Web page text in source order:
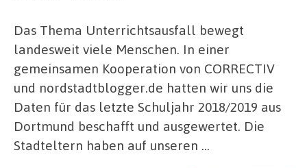
Das Thema Unterrichtsausfall bewegt
landesweit viele Menschen. In einer
gemeinsamen Kooperation von CORRECTIV
und nordstadtblogger.de hatten wir uns die
Daten für das letzte Schuljahr 2018/2019 aus
Dortmund beschafft und ausgewertet. Die
Stadteltern haben auf unseren …